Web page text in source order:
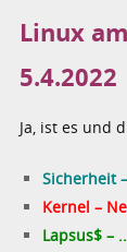
Linux
5.4.2022
Ja, ist es und
Sicherheit
Kernel –
Lapsus$ –